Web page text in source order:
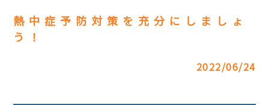
熱中症予防対策を充分にしましょ
う！
2022/06/24